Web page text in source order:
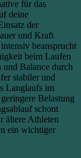
für das
deine
der
und Kraft
beansprucht
beim Laufen
Balance durch
stabiler und
Langlaufs im
Belastung
schont
ältere Athleten
ein wichtiger